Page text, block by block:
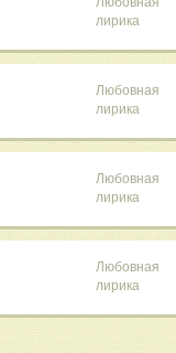
лирика
Любовная
лирика
Любовная
лирика
Любовная
лирика